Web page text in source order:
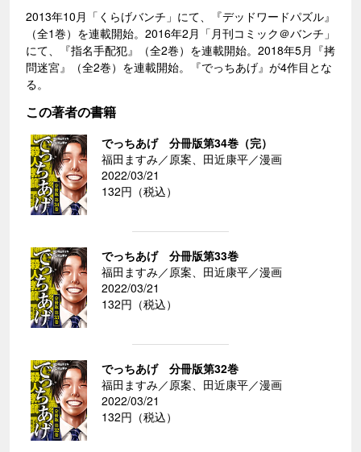
2013年10月「くらげバンチ」にて、『デッドワードパズル』
（全1巻）を連載開始。2016年2月「月刊コミック＠バンチ」
にて、『指名手配犯』（全2巻）を連載開始。2018年5月『拷
問迷宮』（全2巻）を連載開始。『でっちあげ』が4作目とな
る。
この著者の書籍
でっちあげ 分冊版第34巻（完）
福田ますみ／原案、田近康平／漫画
2022/03/21
132円（税込）
でっちあげ 分冊版第33巻
福田ますみ／原案、田近康平／漫画
2022/03/21
132円（税込）
でっちあげ 分冊版第32巻
福田ますみ／原案、田近康平／漫画
2022/03/21
132円（税込）